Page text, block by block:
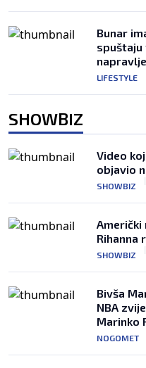
Bunar
LIFESTYLE
SHOWBIZ
Video
objavio
SHOWBIZ
|
Američki
Rihanna
SHOWBIZ
|
Bivša
NBA
Marinko
NOGOMET